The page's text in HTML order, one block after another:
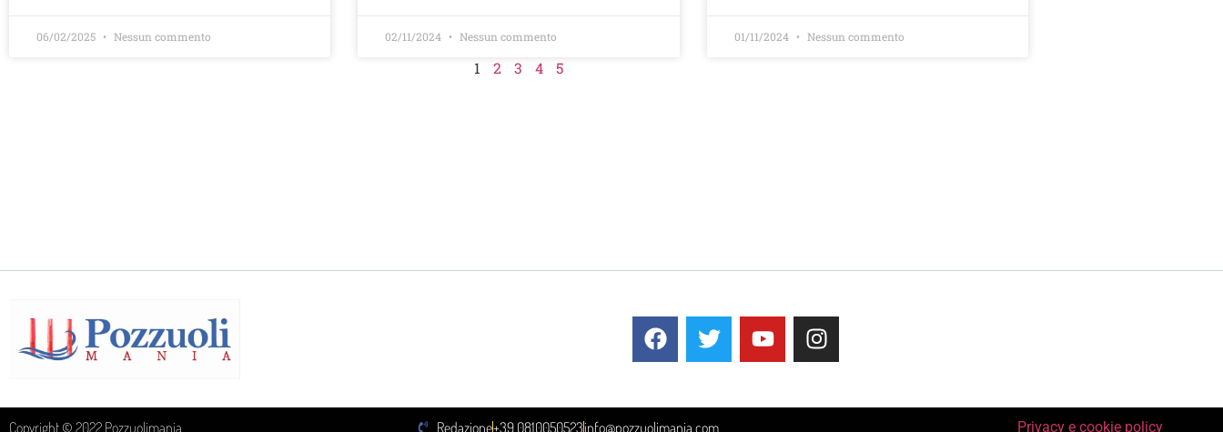
06/02/2025 Nessun commento 02/11/2024 Nessun commento 01/11/2024 Nessun commento
1 2 3 4 5
Copyright © 2022 Pozzuolimania Redazione+39 0810050523info@pozzuolimania.com Privacy e cookie policy